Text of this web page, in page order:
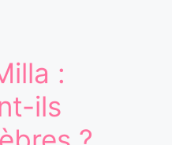
:
ils